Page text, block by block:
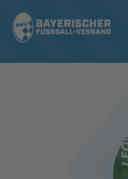
ERGEBNISSE &